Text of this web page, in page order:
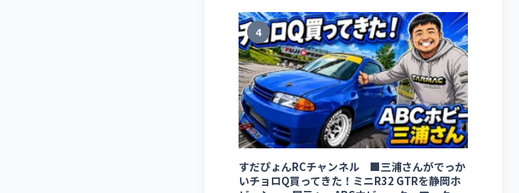
4
すだぴょんRCチャンネル ■三浦さんがでっか
いチョロQ買ってきた！ミニR32 GTRを静岡ホ